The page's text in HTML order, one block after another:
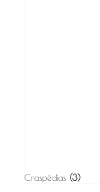
Craspédias (3)